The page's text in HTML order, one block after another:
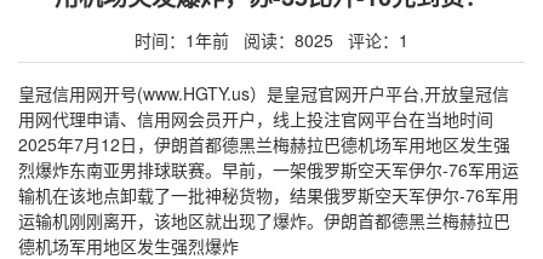
时间：1年前 阅读：8025 评论：1
皇冠信用网开号(www.HGTY.us）是皇冠官网开户平台,开放皇冠信
用网代理申请、信用网会员开户，线上投注官网平台在当地时间
2025年7月12日，伊朗首都德黑兰梅赫拉巴德机场军用地区发生强
烈爆炸东南亚男排球联赛。早前，一架俄罗斯空天军伊尔-76军用运
输机在该地点卸载了一批神秘货物，结果俄罗斯空天军伊尔-76军用
运输机刚刚离开，该地区就出现了爆炸。伊朗首都德黑兰梅赫拉巴
德机场军用地区发生强烈爆炸